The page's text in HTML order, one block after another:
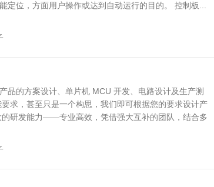
定位，方面用户操作或达到自动运行的目的。 控制板...
品的方案设计、单片机 MCU 开发、电路设计及生产测
求，甚至只是一个构思，我们即可根据您的要求设计产
研发能力――专业高效，凭借强大互补的团队，结合多